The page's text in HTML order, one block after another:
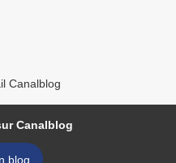
Canalblog
Canalblog
blog